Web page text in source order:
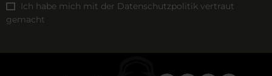
Ich habe mich mit der Datenschutzpolitik vertraut
gemacht